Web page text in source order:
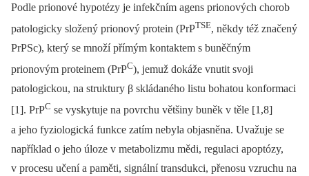
Podle prionové hypotézy je infekčním agens prionových chorob
patologicky složený prionový protein (PrPTSE, někdy též značený
PrPSc), který se množí přímým kontaktem s buněčným
prionovým proteinem (PrPC), jemuž dokáže vnutit svoji
patologickou, na struktury β skládaného listu bohatou konformaci
[1]. PrPC se vyskytuje na povrchu většiny buněk v těle [1,8]
a jeho fyziologická funkce zatím nebyla objasněna. Uvažuje se
například o jeho úloze v metabolizmu mědi, regulaci apoptózy,
v procesu učení a paměti, signální transdukci, přenosu vzruchu na